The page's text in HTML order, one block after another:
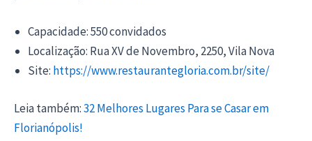
Capacidade: 550 convidados
Localização: Rua XV de Novembro, 2250, Vila Nova
Site: https://www.restaurantegloria.com.br/site/
Leia também:32 Melhores Lugares Para se Casar em
Florianópolis!